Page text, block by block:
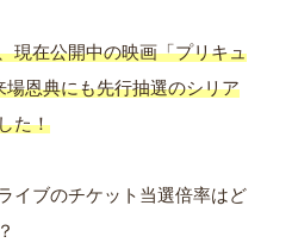
現在公開中の映画「プリキュ
恩典にも先行抽選のシリア
た！
イブのチケット当選倍率はど